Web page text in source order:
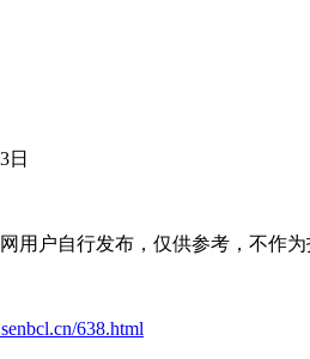
日
用户自行发布，仅供参考，不作
638.html